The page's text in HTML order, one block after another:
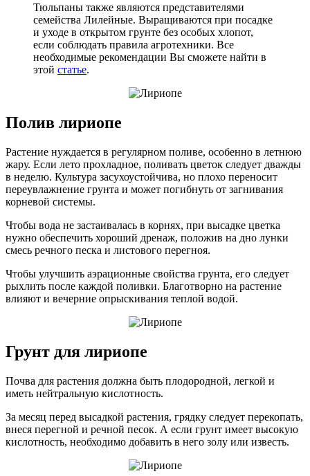
Тюльпаны также являются представителями
семейства Лилейные. Выращиваются при посадке
и уходе в открытом грунте без особых хлопот,
если соблюдать правила агротехники. Все
необходимые рекомендации Вы сможете найти в
этой статье.
Полив лириопе
Растение нуждается в регулярном поливе, особенно в летнюю
жару. Если лето прохладное, поливать цветок следует дважды
в неделю. Культура засухоустойчива, но плохо переносит
переувлажнение грунта и может погибнуть от загнивания
корневой системы.
Чтобы вода не застаивалась в корнях, при высадке цветка
нужно обеспечить хороший дренаж, положив на дно лунки
смесь речного песка и листового перегноя.
Чтобы улучшить аэрационные свойства грунта, его следует
рыхлить после каждой поливки. Благотворно на растение
влияют и вечерние опрыскивания теплой водой.
Грунт для лириопе
Почва для растения должна быть плодородной, легкой и
иметь нейтральную кислотность.
За месяц перед высадкой растения, грядку следует перекопать,
внеся перегной и речной песок. А если грунт имеет высокую
кислотность, необходимо добавить в него золу или известь.